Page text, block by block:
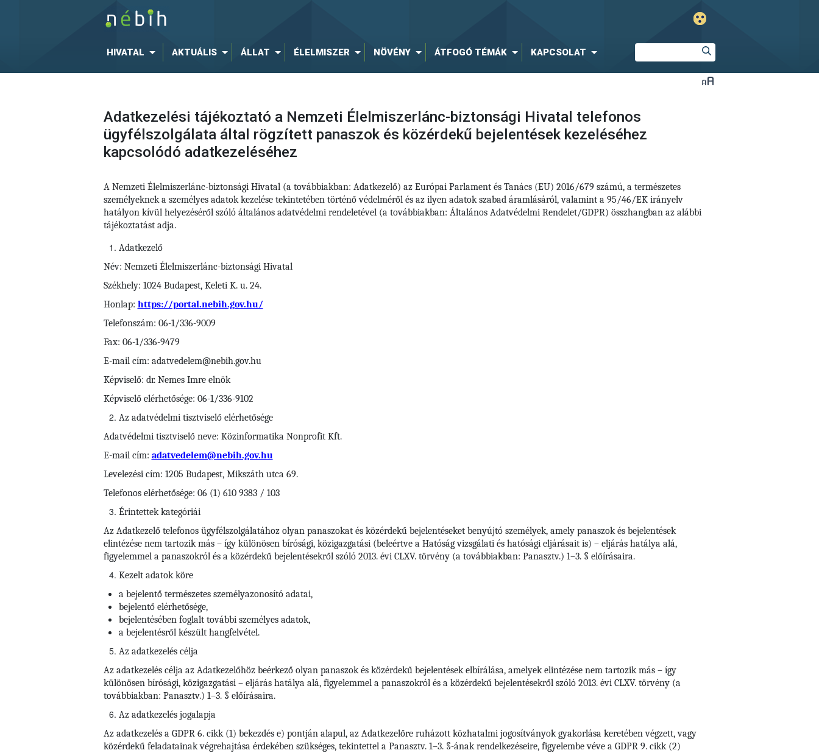
HIVATAL AKTUÁLIS ÁLLAT ÉLELMISZER NÖVÉNY ÁTFOGÓ TÉMÁK KAPCSOLAT
Adatkezelési tájékoztató a Nemzeti Élelmiszerlánc-biztonsági Hivatal telefonos
ügyfélszolgálata által rögzített panaszok és közérdekű bejelentések kezeléséhez
kapcsolódó adatkezeléséhez
A Nemzeti Élelmiszerlánc-biztonsági Hivatal (a továbbiakban: Adatkezelő) az Európai Parlament és Tanács (EU) 2016/679 számú, a természetes
személyeknek a személyes adatok kezelése tekintetében történő védelméről és az ilyen adatok szabad áramlásáról, valamint a 95/46/EK irányelv
hatályon kívül helyezéséről szóló általános adatvédelmi rendeletével (a továbbiakban: Általános Adatvédelmi Rendelet/GDPR) összhangban az alábbi
tájékoztatást adja.
Adatkezelő
Név: Nemzeti Élelmiszerlánc-biztonsági Hivatal
Székhely: 1024 Budapest, Keleti K. u. 24.
Honlap: https://portal.nebih.gov.hu/
Telefonszám: 06-1/336-9009
Fax: 06-1/336-9479
E-mail cím: adatvedelem@nebih.gov.hu
Képviselő: dr. Nemes Imre elnök
Képviselő elérhetősége: 06-1/336-9102
Az adatvédelmi tisztviselő elérhetősége
Adatvédelmi tisztviselő neve: Közinformatika Nonprofit Kft.
E-mail cím: adatvedelem@nebih.gov.hu
Levelezési cím: 1205 Budapest, Mikszáth utca 69.
Telefonos elérhetősége: 06 (1) 610 9383 / 103
Érintettek kategóriái
Az Adatkezelő telefonos ügyfélszolgálatához olyan panaszokat és közérdekű bejelentéseket benyújtó személyek, amely panaszok és bejelentések
elintézése nem tartozik más – így különösen bírósági, közigazgatási (beleértve a Hatóság vizsgálati és hatósági eljárásait is) – eljárás hatálya alá,
figyelemmel a panaszokról és a közérdekű bejelentésekről szóló 2013. évi CLXV. törvény (a továbbiakban: Panasztv.) 1–3. § előírásaira.
Kezelt adatok köre
a bejelentő természetes személyazonosító adatai,
bejelentő elérhetősége,
bejelentésében foglalt további személyes adatok,
a bejelentésről készült hangfelvétel.
Az adatkezelés célja
Az adatkezelés célja az Adatkezelőhöz beérkező olyan panaszok és közérdekű bejelentések elbírálása, amelyek elintézése nem tartozik más – így
különösen bírósági, közigazgatási – eljárás hatálya alá, figyelemmel a panaszokról és a közérdekű bejelentésekről szóló 2013. évi CLXV. törvény (a
továbbiakban: Panasztv.) 1–3. § előírásaira.
Az adatkezelés jogalapja
Az adatkezelés a GDPR 6. cikk (1) bekezdés e) pontján alapul, az Adatkezelőre ruházott közhatalmi jogosítványok gyakorlása keretében végzett, vagy
közérdekű feladatainak végrehajtása érdekében szükséges, tekintettel a Panasztv. 1–3. §-ának rendelkezéseire, figyelembe véve a GDPR 9. cikk (2)